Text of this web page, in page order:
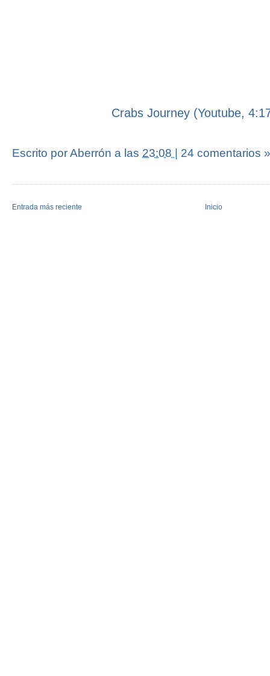
Crabs Journey (Youtube,
Escrito por Aberrón a las 23:08 | 24 comentarios »
Entrada más reciente Inicio